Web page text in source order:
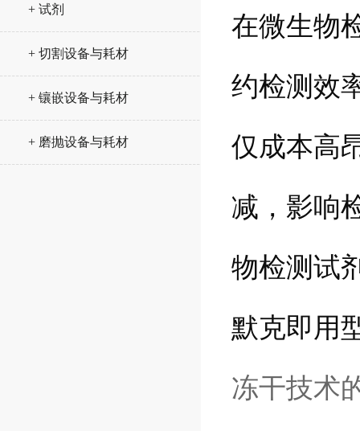
+ 试剂
+ 切割设备与耗材
+ 镶嵌设备与耗材
+ 磨抛设备与耗材
在微生物
约检测效
仅成本高
减，影响
物检测试
默克即用
冻干技术